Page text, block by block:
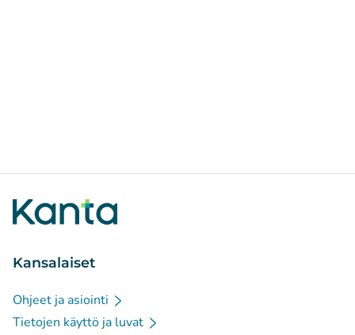
Kansalaiset
Ohjeet ja asiointi
Tietojen käyttö ja luvat